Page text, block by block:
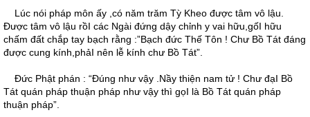
Lúc nói pháp môn ấy ,có năm trăm Tỳ Kheo được tâm vô lậu.
Ðược tâm vô lậu rồI các Ngài đứng dậy chỉnh y vai hữu,gốI hữu
chấm đất chắp tay bạch rằng :”Bạch đức Thế Tôn ! Chư Bồ Tát đáng
được cung kính,phảI nên lễ kính chư Bồ Tát”.
Ðức Phật phán : “Ðúng như vậy .Nầy thiện nam tử ! Chư đạI Bồ
Tát quán pháp thuận pháp như vậy thì gọI là Bồ Tát quán pháp
thuận pháp”.